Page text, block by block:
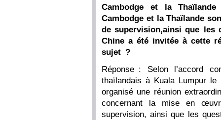
Cambodge et la
Cambodge et la Thaïlande
de supervision,ainsi que les
Chine a été invitée à cette
sujet ?
Réponse : Selon l’accord
thaïlandais à Kuala Lumpur
organisé une réunion
concernant la mise en
supervision, ainsi que les